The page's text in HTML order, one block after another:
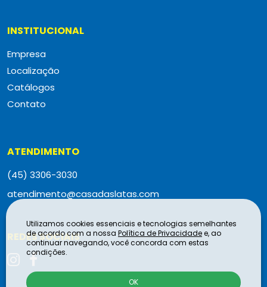
INSTITUCIONAL
Empresa
Localização
Catálogos
Contato
ATENDIMENTO
(45) 3306-3030
atendimento@casadaslatas.com
REDES SOCIAIS
Utilizamos cookies essenciais e tecnologias semelhantes
de acordo com a nossa Política de Privacidadee, ao
continuar navegando, você concorda com estas
condições.
OK